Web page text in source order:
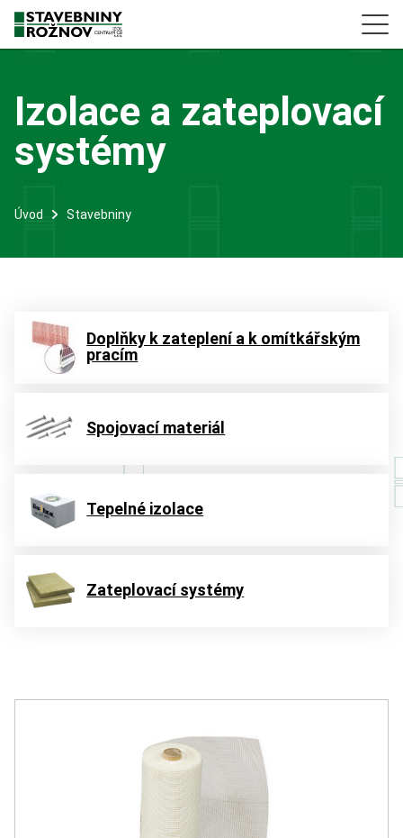
Izolace a zateplovací
systémy
Úvod Stavebniny
Doplňky k zateplení a k omítkářským
pracím
Spojovací materiál
Tepelné izolace
Zateplovací systémy